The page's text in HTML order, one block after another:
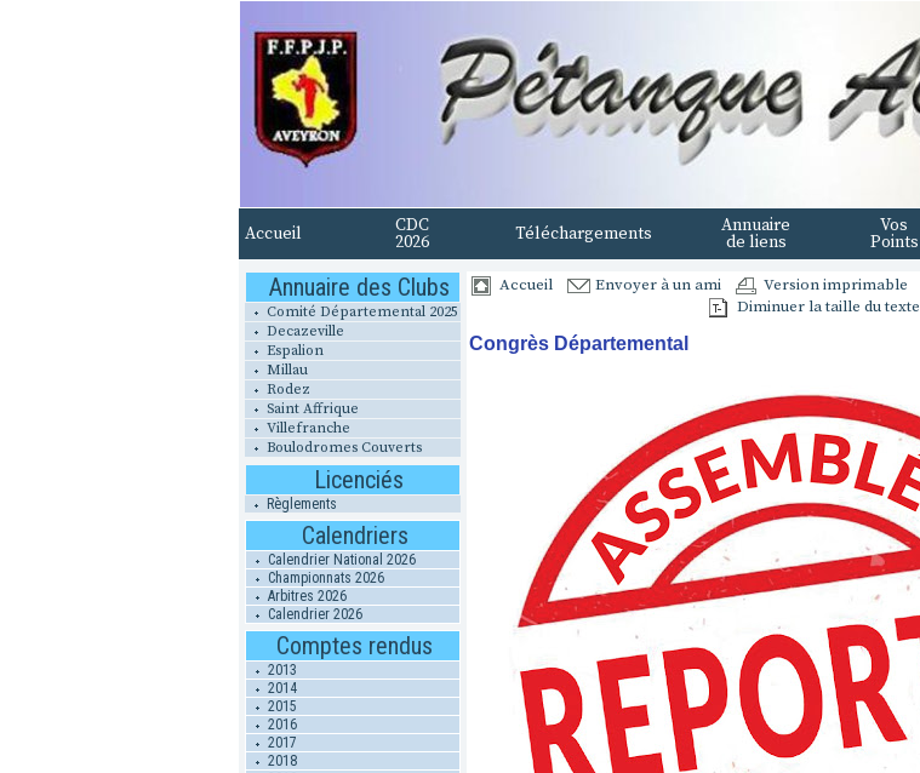
Accueil CDC
2026 Téléchargements Annuaire
de liens
Vos
Points
Annuaire des Clubs
Comité Départemental 2025
Decazeville
Espalion
Millau
Rodez
Saint Affrique
Villefranche
Boulodromes Couverts
Licenciés
Règlements
Calendriers
Calendrier National 2026
Championnats 2026
Arbitres 2026
Calendrier 2026
Comptes rendus
2013
2014
2015
2016
2017
2018
Accueil Envoyer à un ami Version imprimable
Diminuer la taille du texte
Congrès Départemental